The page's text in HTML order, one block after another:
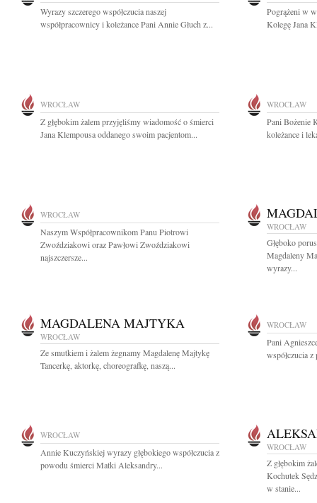
Wyrazy szczerego współczucia naszej
współpracownicy i koleżance Pani Annie Głuch z...
Pogrążeni w
Kolegę Jana
WROCŁAW
Z głębokim żalem przyjęliśmy wiadomość o śmierci
Jana Klempousa oddanego swoim pacjentom...
WROCŁAW
Pani Bożenie
koleżance i
WROCŁAW
Naszym Współpracownikom Panu Piotrowi
Zwoździakowi oraz Pawłowi Zwoździakowi
najszczersze...
WROCŁAW
Głęboko
Magdaleny
wyrazy...
MAGDALENA MAJTYKA
WROCŁAW
Ze smutkiem i żalem żegnamy Magdalenę Majtykę
Tancerkę, aktorkę, choreografkę, naszą...
WROCŁAW
Pani
współczucia
WROCŁAW
Annie Kuczyńskiej wyrazy głębokiego współczucia z
powodu śmierci Matki Aleksandry...
WROCŁAW
Z głębokim
Kochutek
w stanie...